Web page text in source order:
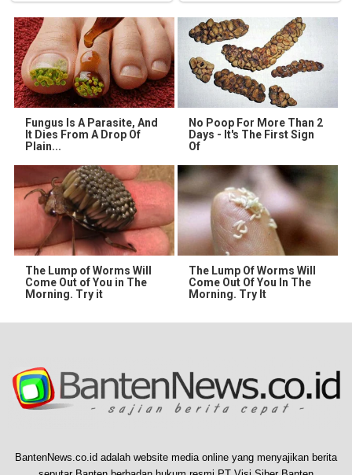
Fungus Is A Parasite, And
It Dies From A Drop Of
Plain...
No Poop For More Than 2
Days - It's The First Sign
Of
The Lump of Worms Will
Come Out of You in The
Morning. Try it
The Lump Of Worms Will
Come Out Of You In The
Morning. Try It
BantenNews.co.id adalah website media online yang menyajikan berita